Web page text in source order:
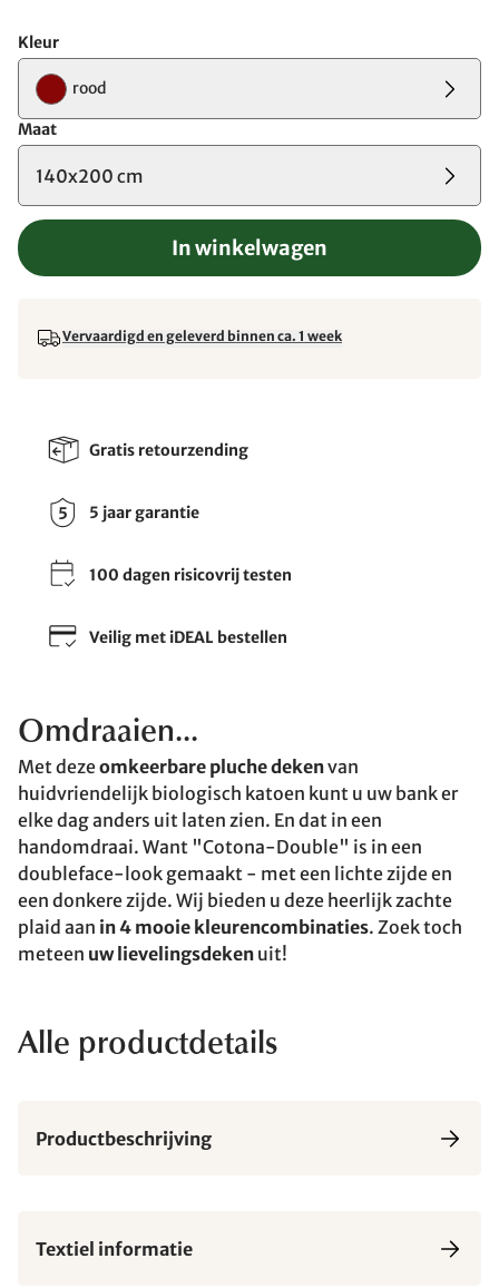
Kleur
rood
Maat
140x200 cm
In winkelwagen
Vervaardigd en geleverd binnen ca. 1 week
Gratis retourzending
5 jaar garantie
100 dagen risicovrij testen
Veilig met iDEAL bestellen
Omdraaien...
Met dezeomkeerbare pluche dekenvan
huidvriendelijk biologisch katoen kunt u uw bank er
elke dag anders uit laten zien. En dat in een
handomdraai. Want "Cotona-Double" is in een
doubleface-look gemaakt - met een lichte zijde en
een donkere zijde. Wij bieden u deze heerlijk zachte
plaid aan in 4 mooie kleurencombinaties. Zoek toch
meteen uw lievelingsdeken uit!
Alle productdetails
Productbeschrijving
Textiel informatie